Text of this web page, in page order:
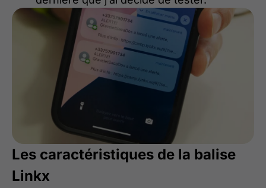
Les caractéristiques de la balise
Linkx